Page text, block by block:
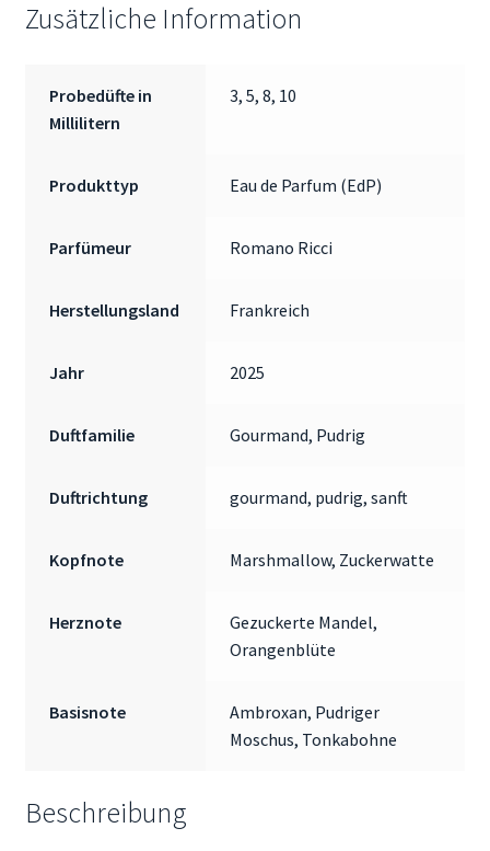
Zusätzliche Information
Probedüfte in
Millilitern
3, 5, 8, 10
Produkttyp Eau de Parfum (EdP)
Parfümeur Romano Ricci
Herstellungsland Frankreich
Jahr 2025
Duftfamilie Gourmand, Pudrig
Duftrichtung gourmand, pudrig, sanft
Kopfnote Marshmallow, Zuckerwatte
Herznote
Gezuckerte Mandel,
Orangenblüte
Basisnote
Ambroxan, Pudriger
Moschus, Tonkabohne
Beschreibung